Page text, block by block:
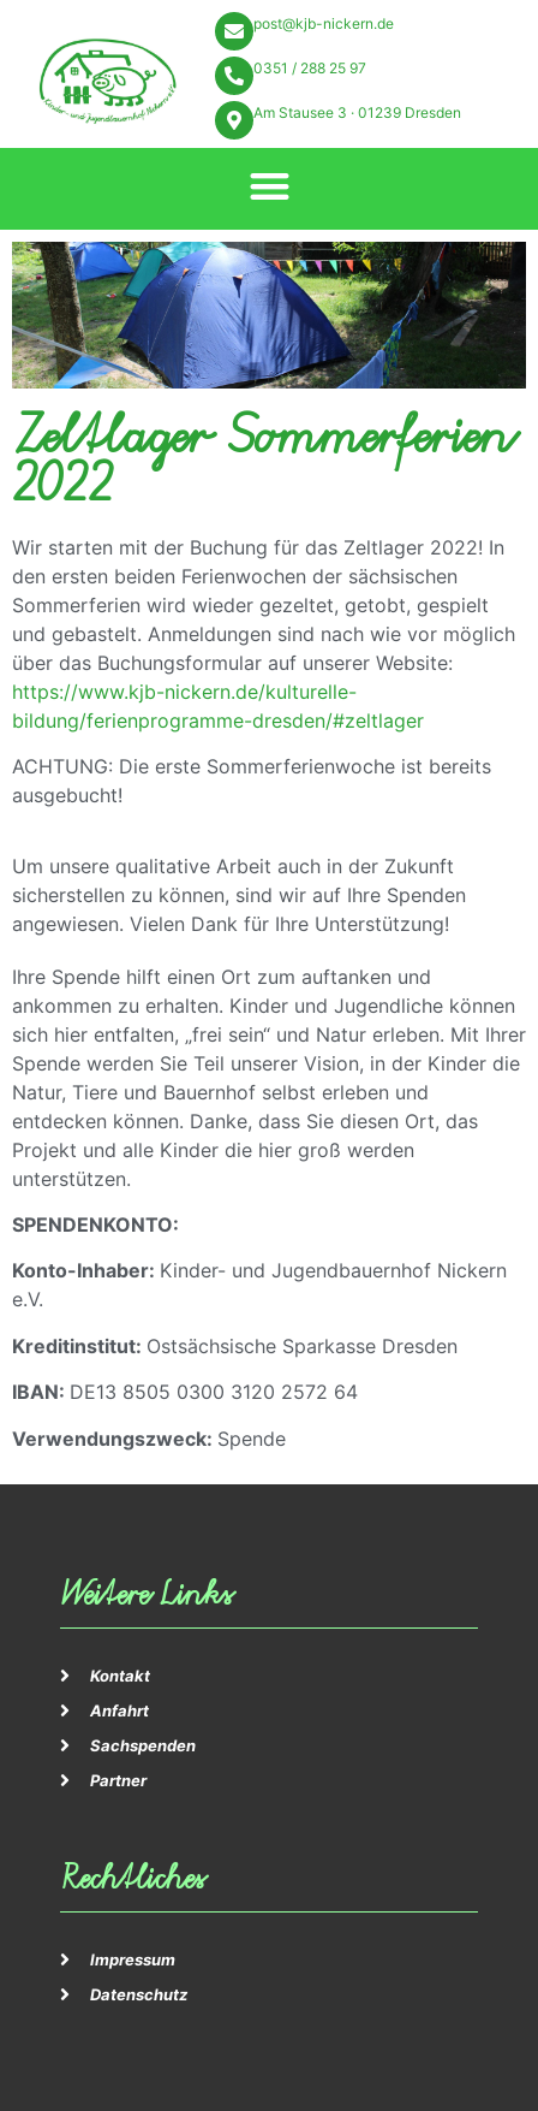
post@kjb-nickern.de
0351 / 288 25 97
Am Stausee 3 · 01239 Dresden
Zeltlager Sommerferien
2022
Wir starten mit der Buchung für das Zeltlager 2022! In
den ersten beiden Ferienwochen der sächsischen
Sommerferien wird wieder gezeltet, getobt, gespielt
und gebastelt. Anmeldungen sind nach wie vor möglich
über das Buchungsformular auf unserer Website:
https://www.kjb-nickern.de/kulturelle-
bildung/ferienprogramme-dresden/#zeltlager
ACHTUNG: Die erste Sommerferienwoche ist bereits
ausgebucht!
Um unsere qualitative Arbeit auch in der Zukunft
sicherstellen zu können, sind wir auf Ihre Spenden
angewiesen. Vielen Dank für Ihre Unterstützung!
Ihre Spende hilft einen Ort zum auftanken und
ankommen zu erhalten. Kinder und Jugendliche können
sich hier entfalten, „frei sein“ und Natur erleben. Mit Ihrer
Spende werden Sie Teil unserer Vision, in der Kinder die
Natur, Tiere und Bauernhof selbst erleben und
entdecken können. Danke, dass Sie diesen Ort, das
Projekt und alle Kinder die hier groß werden
unterstützen.
SPENDENKONTO:
Konto-Inhaber: Kinder- und Jugendbauernhof Nickern
e.V.
Kreditinstitut: Ostsächsische Sparkasse Dresden
IBAN: DE13 8505 0300 3120 2572 64
Verwendungszweck: Spende
Weitere Links
Kontakt
Anfahrt
Sachspenden
Partner
Rechtliches
Impressum
Datenschutz